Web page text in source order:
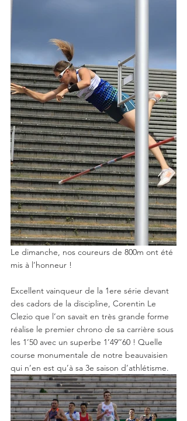
Le dimanche, nos coureurs de 800m ont été
mis à l’honneur !
Excellent vainqueur de la 1ere série devant
des cadors de la discipline, Corentin Le
Clezio que l’on savait en très grande forme
réalise le premier chrono de sa carrière sous
les 1’50 avec un superbe 1’49’’60 ! Quelle
course monumentale de notre beauvaisien
qui n’en est qu’à sa 3e saison d’athlétisme.